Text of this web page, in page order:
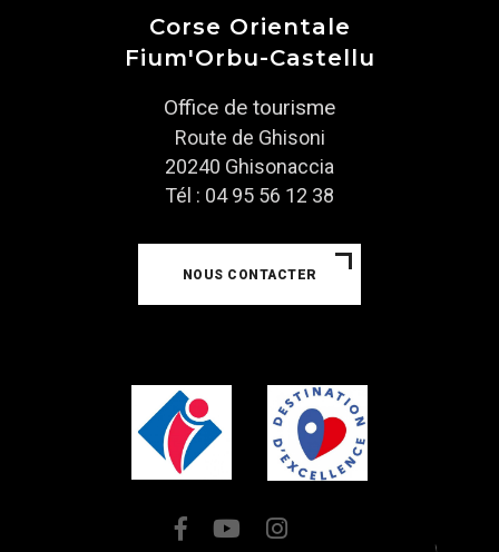
Corse Orientale
Fium'Orbu-Castellu
Office de tourisme
Route de Ghisoni
20240 Ghisonaccia
Tél : 04 95 56 12 38
NOUS CONTACTER